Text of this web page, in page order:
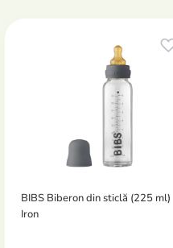
BIBS Biberon din sticlă (225 ml)
Iron